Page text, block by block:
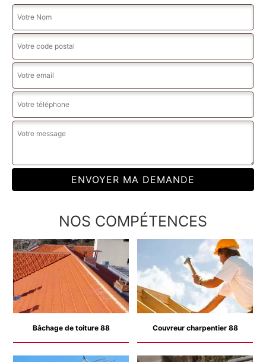
NOS COMPÉTENCES
Bâchage de toiture 88 Couvreur charpentier 88